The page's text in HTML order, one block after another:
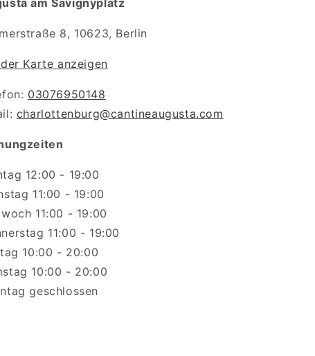
am Savignyplatz
8, 10623, Berlin
Karte anzeigen
03076950148
charlottenburg@cantineaugusta.com
12:00 - 19:00
11:00 - 19:00
11:00 - 19:00
11:00 - 19:00
10:00 - 20:00
10:00 - 20:00
geschlossen